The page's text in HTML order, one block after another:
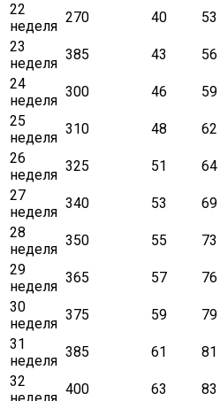
22
неделя
270 40 53
23
неделя
385 43 56
24
неделя
300 46 59
25
неделя
310 48 62
26
неделя
325 51 64
27
неделя
340 53 69
28
неделя
350 55 73
29
неделя
365 57 76
30
неделя
375 59 79
31
неделя
385 61 81
32
400 63 83